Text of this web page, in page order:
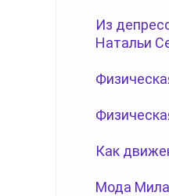
Из
Натальи
Как
Мода